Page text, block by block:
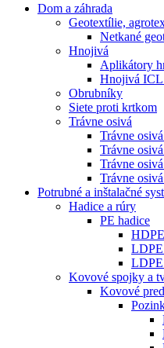
Dom a záhrada
Geotextílie,
Netkané
Hnojivá
Aplikátory
Hnojivá ICL
Obrubníky
Siete proti krtkom
Trávne osivá
Trávne
Trávne
Trávne
Trávne
Potrubné a inštalačné
Hadice a rúry
PE hadice
LDPE
LDPE
Kovové spojky a
Kovové